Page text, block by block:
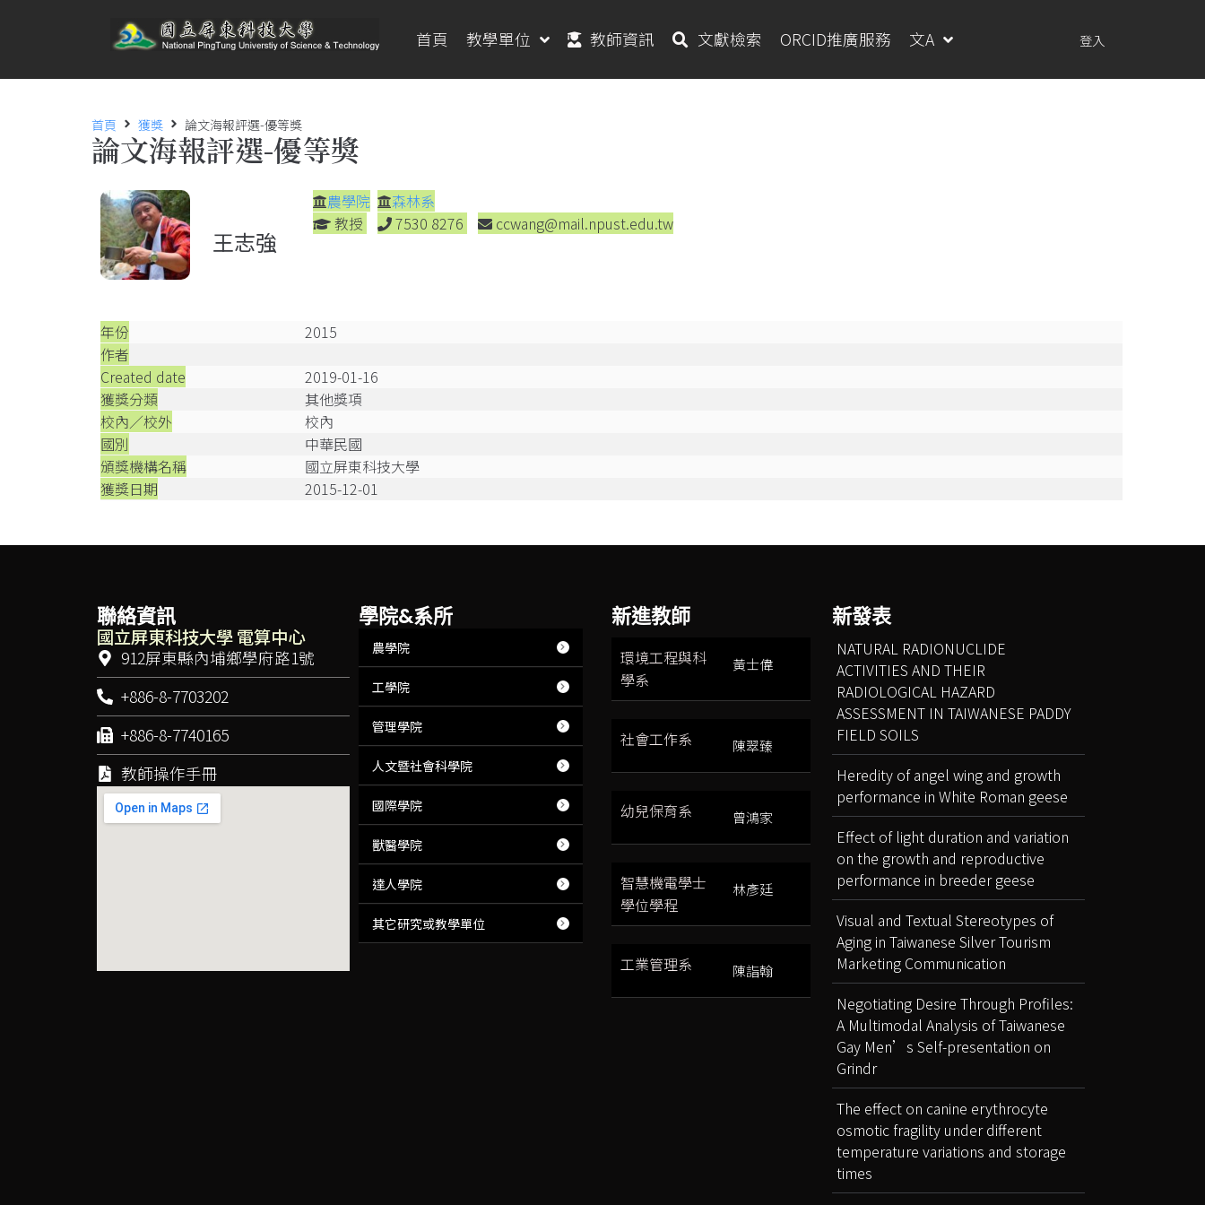
首頁 教學單位 教師資訊 文獻檢索 ORCID推廣服務 文A 登入
首頁 獲獎 論文海報評選-優等獎
論文海報評選-優等獎
王志強
農學院
森林系
教授
7530 8276 ccwang@mail.npust.edu.tw
年份
2015
作者
Created date
2019-01-16
獲獎分類
其他獎項
校內／校外
校內
國別
中華民國
頒獎機構名稱
國立屏東科技大學
獲獎日期
2015-12-01
聯絡資訊
國立屏東科技大學 電算中心
912屏東縣內埔鄉學府路1號
+886-8-7703202
+886-8-7740165
教師操作手冊
學院&系所
農學院
工學院
管理學院
人文暨社會科學院
國際學院
獸醫學院
達人學院
其它研究或教學單位
新進教師
環境工程與科
學系
黃士偉
社會工作系 陳翠臻
幼兒保育系 曾鴻家
智慧機電學士
學位學程
林彥廷
工業管理系 陳詣翰
新發表
NATURAL RADIONUCLIDE
ACTIVITIES AND THEIR
RADIOLOGICAL HAZARD
ASSESSMENT IN TAIWANESE PADDY
FIELD SOILS
Heredity of angel wing and growth
performance in White Roman geese
Effect of light duration and variation
on the growth and reproductive
performance in breeder geese
Visual and Textual Stereotypes of
Aging in Taiwanese Silver Tourism
Marketing Communication
Negotiating Desire Through Profiles:
A Multimodal Analysis of Taiwanese
Gay Men’s Self-presentation on
Grindr
The effect on canine erythrocyte
osmotic fragility under different
temperature variations and storage
times